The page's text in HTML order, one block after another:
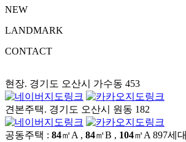
NEW
LANDMARK
CONTACT
현장. 경기도 오산시 가수동 453
견본주택. 경기도 오산시 원동 182
공동주택 : 84㎡A , 84㎡B , 104㎡A897세대